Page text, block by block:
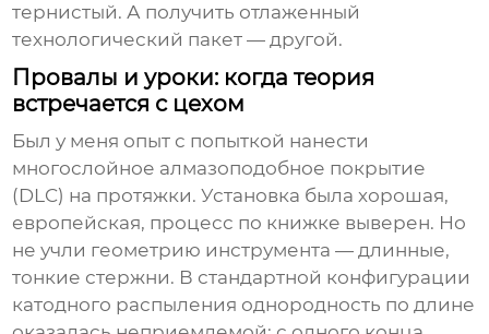
тернистый. А получить отлаженный
технологический пакет — другой.
Провалы и уроки: когда теория
встречается с цехом
Был у меня опыт с попыткой нанести
многослойное алмазоподобное покрытие
(DLC) на протяжки. Установка была хорошая,
европейская, процесс по книжке выверен. Но
не учли геометрию инструмента — длинные,
тонкие стержни. В стандартной конфигурации
катодного распыления однородность по длине